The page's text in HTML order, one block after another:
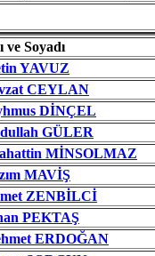
ve Soyadı
YAVUZ
CEYLAN
DİNÇEL
GÜLER
MİNSOLMAZ
MAVİŞ
ZENBİLCİ
PEKTAŞ
ERDOĞAN